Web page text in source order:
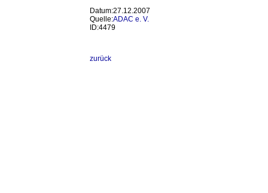
Datum:27.12.2007
Quelle:ADAC e. V.
ID:4479
zurück